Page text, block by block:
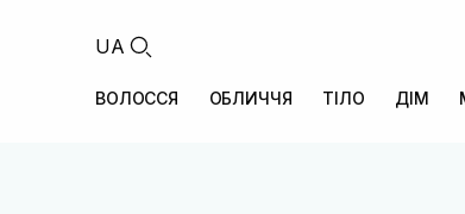
UA
ВОЛОССЯ ОБЛИЧЧЯ ТІЛО ДІМ